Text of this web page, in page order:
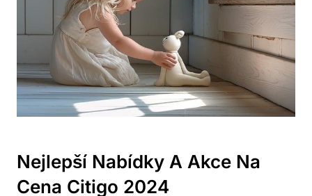
Nejlepší Nabídky A Akce Na
Cena Citigo 2024